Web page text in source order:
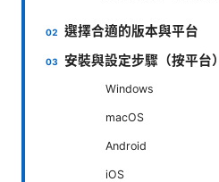
選擇合適的版本與平台
安裝與設定步驟（按平台）
Windows
macOS
Android
iOS